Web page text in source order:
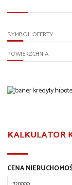
SYMBOL OFERTY
POWIERZCHNIA
KALKULATOR
CENA